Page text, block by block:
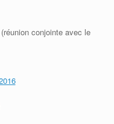
conjointe avec le